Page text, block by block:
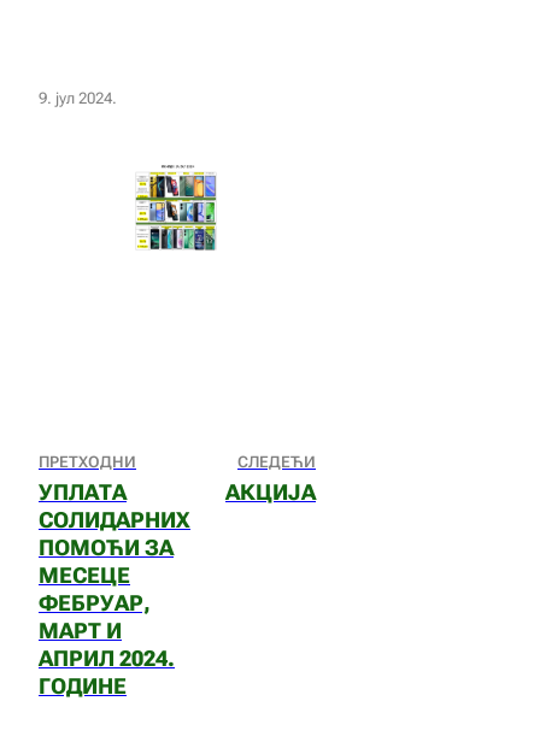
9. јул 2024.
ПРЕТХОДНИ
УПЛАТА
СОЛИДАРНИХ
ПОМОЋИ ЗА
МЕСЕЦЕ
ФЕБРУАР,
МАРТ И
АПРИЛ 2024.
ГОДИНЕ
СЛЕДЕЋИ
АКЦИЈА